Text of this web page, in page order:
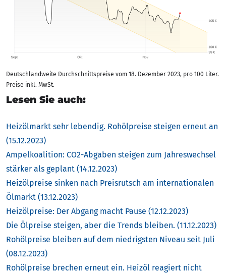
Deutschlandweite Durchschnittspreise vom 18. Dezember 2023, pro 100 Liter.
Preise inkl. MwSt.
Lesen Sie auch:
Heizölmarkt sehr lebendig. Rohölpreise steigen erneut an
(15.12.2023)
Ampelkoalition: CO2-Abgaben steigen zum Jahreswechsel
stärker als geplant (14.12.2023)
Heizölpreise sinken nach Preisrutsch am internationalen
Ölmarkt (13.12.2023)
Heizölpreise: Der Abgang macht Pause (12.12.2023)
Die Ölpreise steigen, aber die Trends bleiben. (11.12.2023)
Rohölpreise bleiben auf dem niedrigsten Niveau seit Juli
(08.12.2023)
Rohölpreise brechen erneut ein. Heizöl reagiert nicht